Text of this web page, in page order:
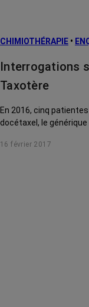
CHIMIOTHÉRAPIE •
Interrogations
Taxotère
En 2016, cinq
docétaxel, le
16 février 2017